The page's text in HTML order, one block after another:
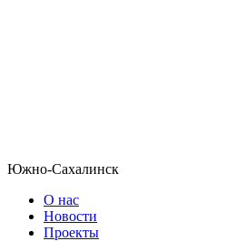
Южно-Сахалинск
О нас
Новости
Проекты